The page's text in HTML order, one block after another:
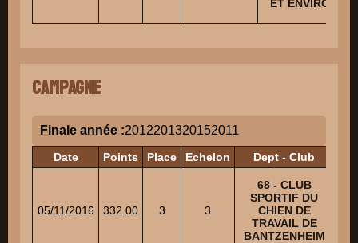
ET ENVIRONS
Campagne
Finale année :2012201320152011
Date Points Place Echelon Dept - Club
05/11/2016 332.00 3 3
68 - CLUB
SPORTIF DU
CHIEN DE
TRAVAIL DE
BANTZENHEIM